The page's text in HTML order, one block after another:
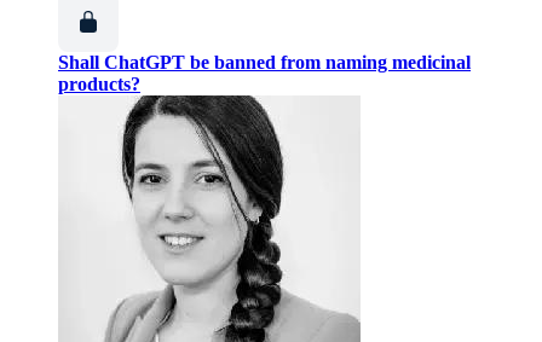
Shall ChatGPT be banned from naming medicinal
products?